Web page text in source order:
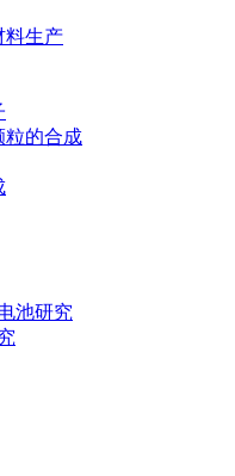
料生产
粒的合成
池研究